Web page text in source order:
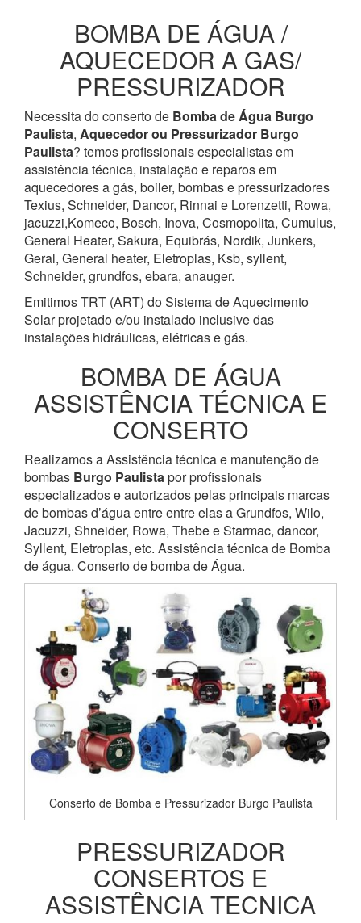
BOMBA DE ÁGUA /
AQUECEDOR A GAS/
PRESSURIZADOR
Necessita do conserto de Bomba de Água Burgo
Paulista, Aquecedor ou Pressurizador Burgo
Paulista? temos profissionais especialistas em
assistência técnica, instalação e reparos em
aquecedores a gás, boiler, bombas e pressurizadores
Texius, Schneider, Dancor, Rinnai e Lorenzetti, Rowa,
jacuzzi,Komeco, Bosch, Inova, Cosmopolita, Cumulus,
General Heater, Sakura, Equibrás, Nordik, Junkers,
Geral, General heater, Eletroplas, Ksb, syllent,
Schneider, grundfos, ebara, anauger.
Emitimos TRT (ART) do Sistema de Aquecimento
Solar projetado e/ou instalado inclusive das
instalações hidráulicas, elétricas e gás.
BOMBA DE ÁGUA
ASSISTÊNCIA TÉCNICA E
CONSERTO
Realizamos a Assistência técnica e manutenção de
bombas Burgo Paulistapor profissionais
especializados e autorizados pelas principais marcas
de bombas d’água entre entre elas a Grundfos, Wilo,
Jacuzzi, Shneider, Rowa, Thebe e Starmac, dancor,
Syllent, Eletroplas, etc. Assistência técnica de Bomba
de água. Conserto de bomba de Água.
Conserto de Bomba e Pressurizador Burgo Paulista
PRESSURIZADOR
CONSERTOS E
ASSISTÊNCIA TECNICA